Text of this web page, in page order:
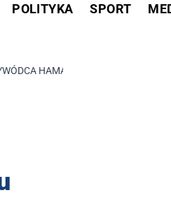
POLITYKA SPORT
HAMASU